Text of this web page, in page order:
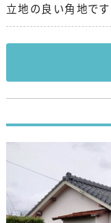
立地の良い角地です